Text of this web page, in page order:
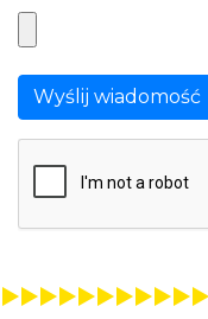
Wyślij wiadomość